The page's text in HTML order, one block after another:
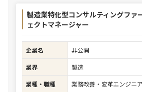
製造業特化型コンサルティングフ
ェクトマネージャー
企業名
非公開
業界
製造
業種・職種
業務改善・変革エンジニア